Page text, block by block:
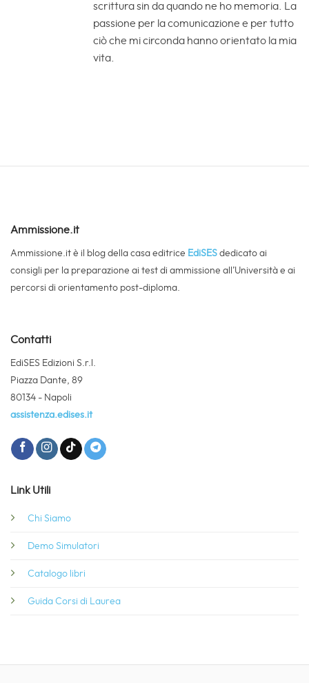
scrittura sin da quando ne ho memoria. La
passione per la comunicazione e per tutto
ciò che mi circonda hanno orientato la mia
vita.
Ammissione.it
Ammissione.it è il blog della casa editrice EdiSES dedicato ai
consigli per la preparazione ai test di ammissione all’Università e ai
percorsi di orientamento post-diploma.
Contatti
EdiSES Edizioni S.r.l.
Piazza Dante, 89
80134 - Napoli
assistenza.edises.it
Link Utili
Chi Siamo
Demo Simulatori
Catalogo libri
Guida Corsi di Laurea